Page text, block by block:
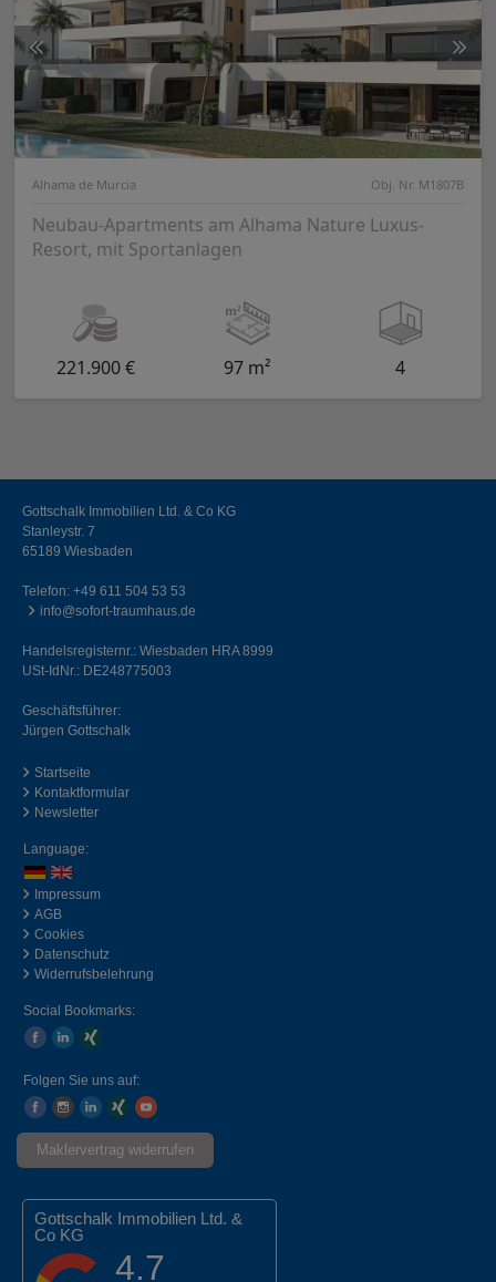
Alhama de Murcia Obj. Nr. M1807B
Neubau-Apartments am Alhama Nature Luxus-
Resort, mit Sportanlagen
221.900 € 97 m² 4
Gottschalk Immobilien Ltd. & Co KG
Stanleystr. 7
65189 Wiesbaden
Telefon: +49 611 504 53 53
info@sofort-traumhaus.de
Handelsregisternr.: Wiesbaden HRA 8999
USt-IdNr.: DE248775003
Geschäftsführer:
Jürgen Gottschalk
Startseite
Kontaktformular
Newsletter
Language:
Impressum
AGB
Cookies
Datenschutz
Widerrufsbelehrung
Social Bookmarks:
Folgen Sie uns auf:
Maklervertrag widerrufen
Gottschalk Immobilien Ltd. &
Co KG
4.7